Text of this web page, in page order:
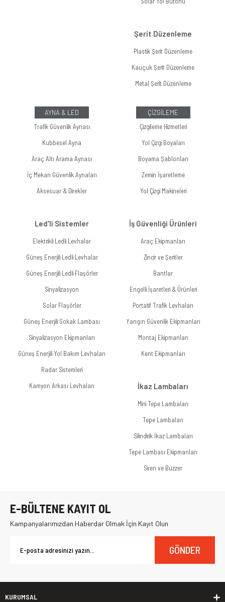
Şerit Düzenleme
Plastik Şerit Düzenleme
Kauçuk Şerit Düzenleme
Metal Şerit Düzenleme
AYNA & LED
Trafik Güvenlik Aynası
Kubbesel Ayna
Araç Altı Arama Aynası
İç Mekan Güvenlik Aynaları
Aksesuar & Direkler
Led'li Sistemler
Elektrikli Ledli Levhalar
Güneş Enerjili Ledli Levhalar
Güneş Enerjili Ledli Flaşörler
Sinyalizasyon
Solar Flaşörler
Güneş Enerjili Sokak Lambası
Sinyalizasyon Ekipmanları
Güneş Enerjili Yol Bakım Levhaları
Radar Sistemleri
Kamyon Arkası Levhaları
ÇİZGİLEME
Çizgileme Hizmetleri
Yol Çizgi Boyaları
Boyama Şablonları
Zemin İşaretleme
Yol Çizgi Makineleri
İş Güvenliği Ürünleri
Araç Ekipmanları
Zincir ve Şeritler
Bantlar
Engelli İşaretleri & Ürünleri
Portatif Trafik Levhaları
Yangın Güvenlik Ekipmanları
Montaj Ekipmanları
Kent Ekipmanları
İkaz Lambaları
Mini Tepe Lambaları
Tepe Lambaları
Silindirik İkaz Lambaları
Tepe Lambası Ekipmanları
Siren ve Buzzer
E-BÜLTENE KAYIT OL
Kampanyalarımızdan Haberdar Olmak İçin Kayıt Olun
GÖNDER
KURUMSAL